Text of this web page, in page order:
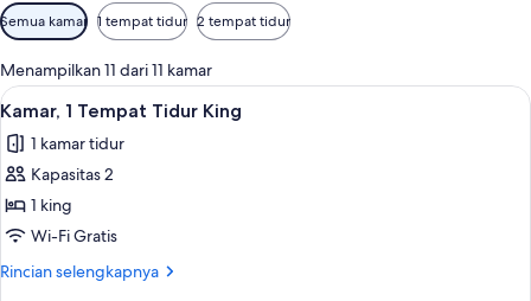
Filter
tersedia
untuk
kamar
Semua kamar 1 tempat tidur 2 tempat tidur
Menampilkan 11 dari 11 kamar
Lihat
semua
foto
untuk
Kamar,
1
Tempat
Brankas, meja kerja, tirai kedap
4
Kamar, 1 Tempat Tidur King
1 kamar tidur
Kapasitas 2
1 king
Wi-Fi Gratis
Rincian selengkapnya
Rincian